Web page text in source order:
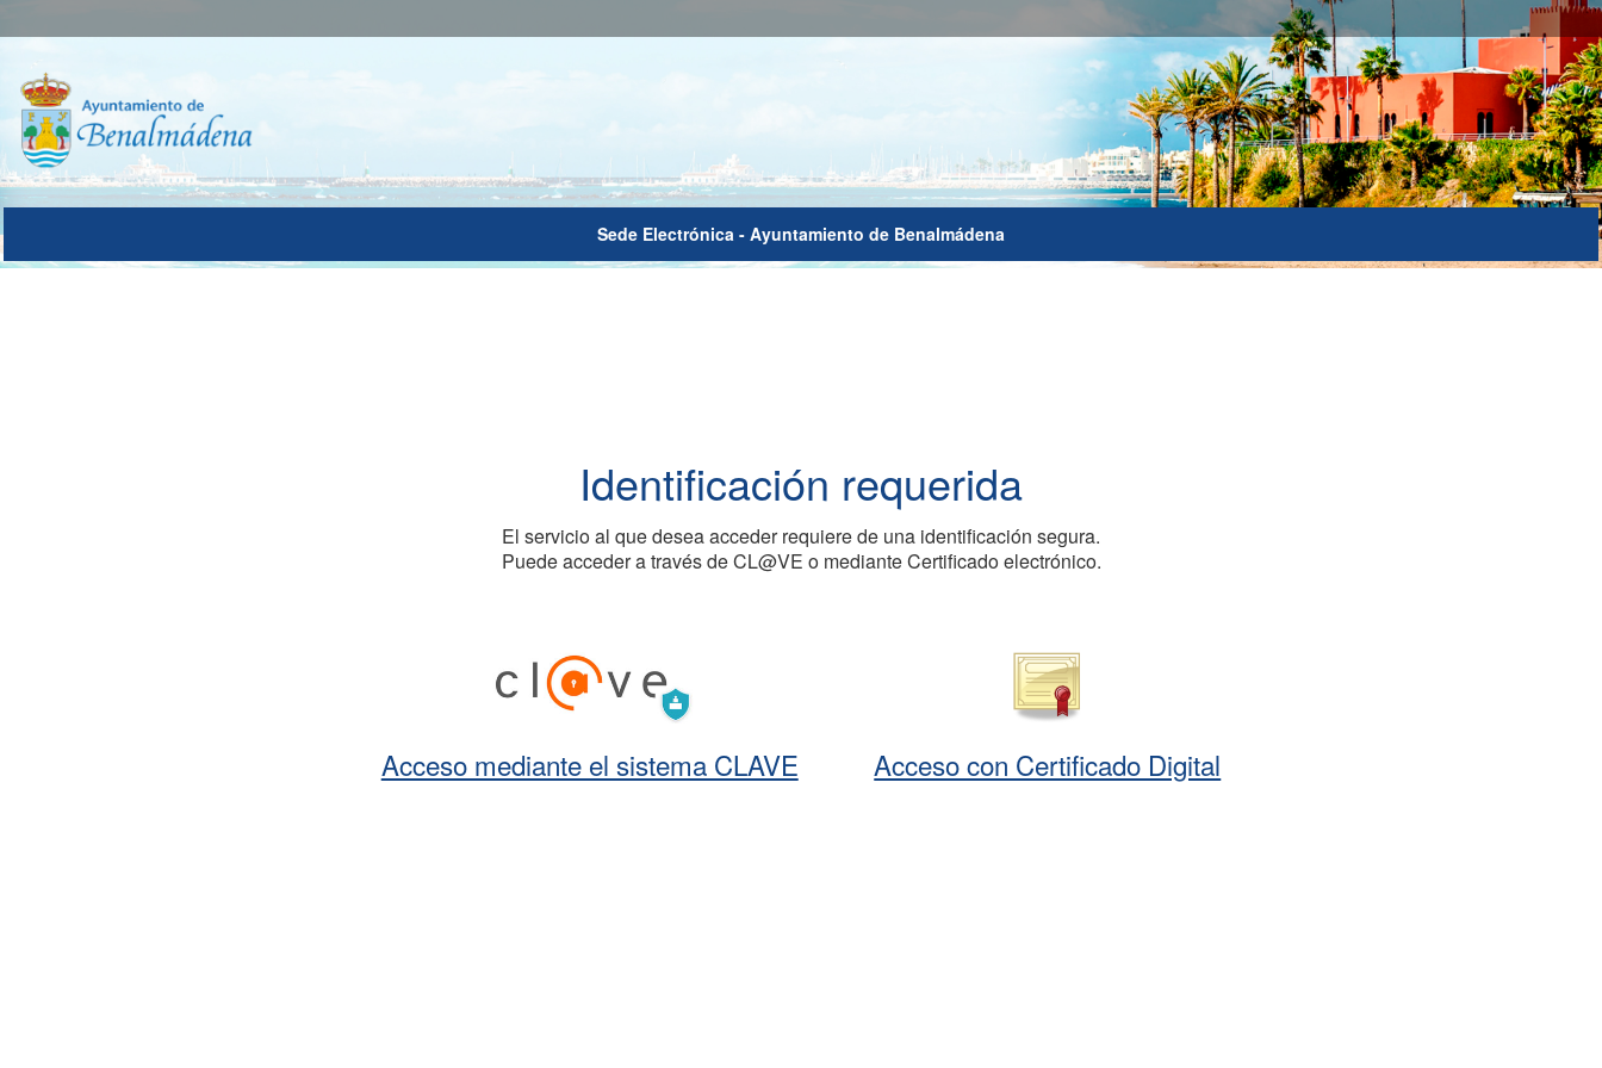
Sede Electrónica - Ayuntamiento de Benalmádena
Autenticación del Usuario
Identificación requerida
El servicio al que desea acceder requiere de una identificación segura.
Puede acceder a través de CL@VE o mediante Certificado electrónico.
Acceso mediante el sistema CLAVE Acceso con Certificado Digital